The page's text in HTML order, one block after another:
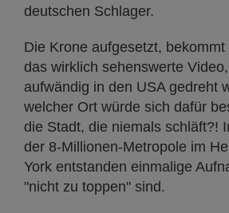
deutschen Schlager.
Die Krone aufgesetzt,
das wirklich sehenswerte
aufwändig in den USA gedreht
welcher Ort würde sich dafür
die Stadt, die niemals schläft?!
der 8-Millionen-Metropole im
York entstanden einmalige
"nicht zu toppen" sind.